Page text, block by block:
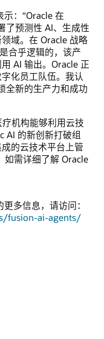
：“Oracle 在
了预测性 AI、生成性
域。在 Oracle 战略
合乎逻辑的，该产
AI 输出。Oracle 正
化员工队伍。我认
全新的生产力和成功
机构能够利用云技
AI 的新创新打破组
的云技术平台上管
如需详细了解 Oracle
多信息，请访问：
fusion-ai-agents/